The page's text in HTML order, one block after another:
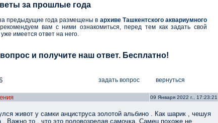
за прошлые года
предыдущие года размещены в архиве Ташкентского аквариумного
рекомендуем вам с ними ознакомиться, перед тем как задать свой
имеется ответ на него.
и получите наш ответ. Бесплатно!
задать вопрос вернуться
09 Января 2022 г., 17:23:21
живот у самки анциструса золотой альбино . Как шарик , чешуя
. Важно то , что это половозрелая самочка. Самец похоже не